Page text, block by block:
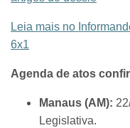
Leia mais no
6x1
Agenda de atos
Manaus (AM):
Legislativa.